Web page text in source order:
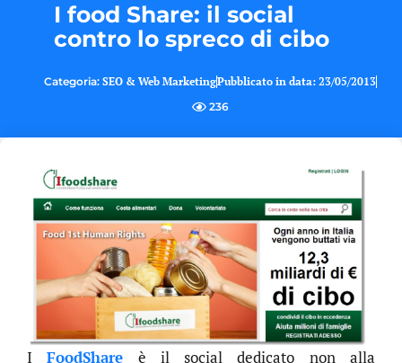
I food Share: il social
contro lo spreco di cibo
Categoria: SEO & Web MarketingPubblicato in data: 23/05/2013
236
IFoodShare è il social dedicato non alla